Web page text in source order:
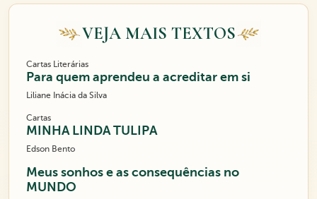
VEJA MAIS TEXTOS
Cartas Literárias
Para quem aprendeu a acreditar em si
Liliane Inácia da Silva
Cartas
MINHA LINDA TULIPA
Edson Bento
Meus sonhos e as consequências no
MUNDO